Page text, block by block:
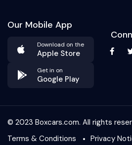
Our Mobile App
Download on the
Apple Store
Get in on
Google Play
© 2023 Boxcars.com. All rights
Terms & Conditions
Privacy